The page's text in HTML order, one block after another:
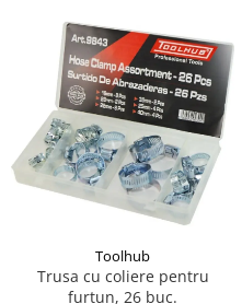
Toolhub
Trusa cu coliere pentru
furtun, 26 buc.